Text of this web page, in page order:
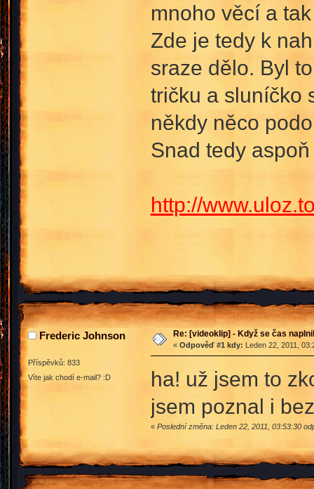
mnoho věcí a
Zde je tedy k
sraze dělo. Byl
tričku a sluníčko
někdy něco
Snad tedy
http://
Frederic Johnson
Příspěvků: 833
Víte jak chodí e-mail? :D
Re: [videoklip] - Když se čas
« Odpověď #1 kdy: Leden 22, 2011,
ha! už jsem to
jsem poznal i
« Poslední změna: Leden 22, 2011, 03:53:30